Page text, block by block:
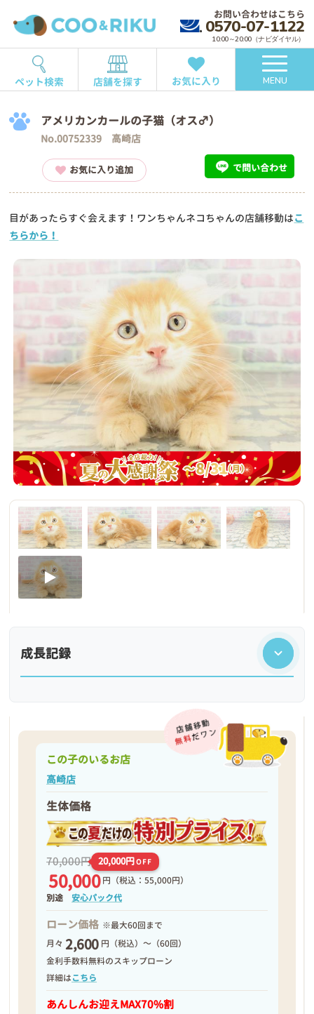
お問い合わせはこちら
0570-07-1122
10:00～20:00（ナビダイヤル）
ペット検索 店舗を探す お気に入り MENU
アメリカンカールの子猫（オス♂）
No.00752339 高崎店
お気に入り追加 で問い合わせ
目があったらすぐ会えます！ワンちゃんネコちゃんの店舗移動はこ
ちらから！
成長記録
2026年02月06日
この子のいるお店
高崎店
生体価格
70,000円 20,000円OFF
50,000 円 （税込：55,000円）
別途安心パック代
ローン価格 ※最大60回まで
月々 2,600 円（税込）～（60回）
金利手数料無料のスキップローン
詳細はこちら
あんしんお迎えMAX70%割